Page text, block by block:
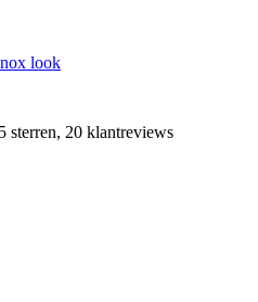
look
sterren, 20 klantreviews